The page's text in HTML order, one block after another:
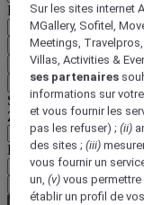
Pays/Région - Langue
Valider votre zone et
EUR (€)
Retour
Sélectionnez votre
Zone géographique
Devise
Valider ma devise
Sur les sites internet
MGallery, Sofitel,
Meetings,
Villas, Activities &
ses partenaires
informations sur
et vous fournir les
pas les refuser) ;(ii)
des sites ;(iii)
vous fournir un
un,(v) vous
établir un profil de